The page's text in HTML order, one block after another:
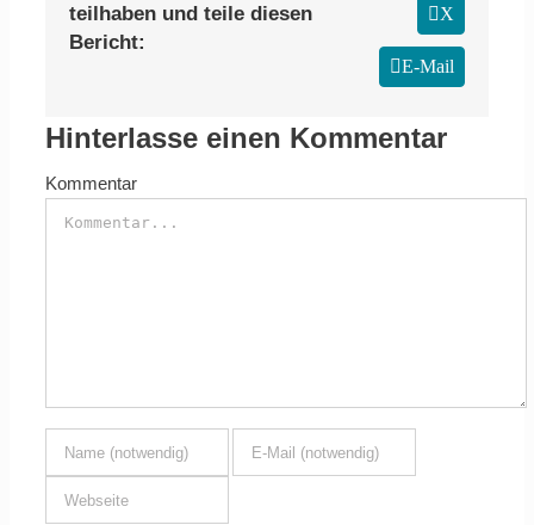
teilhaben und teile diesen
Bericht:
X
E-Mail
Hinterlasse einen Kommentar
Kommentar